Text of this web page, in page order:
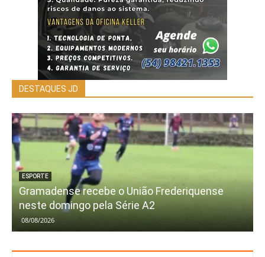
DESTAQUES JD
ESPORTE
Gramadense recebe o União Frederiquense
neste domingo pela Série A2
08/08/2026